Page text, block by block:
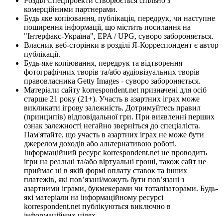
комерційними партнерами.
Будь яке копіювання, публікація, передрук, чи наступне
поширення інформації, що містить посилання на
"Інтерфакс-Україна", EPA / UPG, суворо забороняється.
Власник веб-сторінки в розділі Я-Корреспондент є автор
публікації.
Будь-яке копіювання, передрук та відтворення
фотографічних творів та/або аудіовізуальних творів
правовласника Getty Images - суворо забороняється.
Матеріали сайту korrespondent.net призначені для осіб
старше 21 року (21+). Участь в азартних іграх може
викликати ігрову залежність. Дотримуйтесь правил
(принципів) відповідальної гри. При виявленні перших
ознак залежності негайно зверніться до спеціаліста.
Пам'ятайте, що участь в азартних іграх не може бути
джерелом доходів або альтернативою роботі.
Інформаційний ресурс korrespondent.net не проводить
ігри на реальні та/або віртуальні гроші, також сайт не
приймає ні в якій формі оплату ставок та інших
платежів, які пов’язані/можуть бути пов’язані з
азартними іграми, букмекерами чи тоталізаторами. Будь-
які матеріали на інформаційному ресурсі
korrespondent.net публікуються виключно в